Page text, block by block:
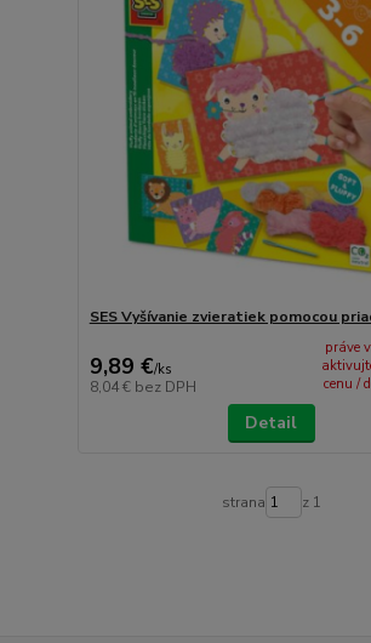
SES Vyšívanie zvieratiek pomocou
9,89 €/ks
8,04 € bez DPH
práve
cenu /
Detail
strana z 1